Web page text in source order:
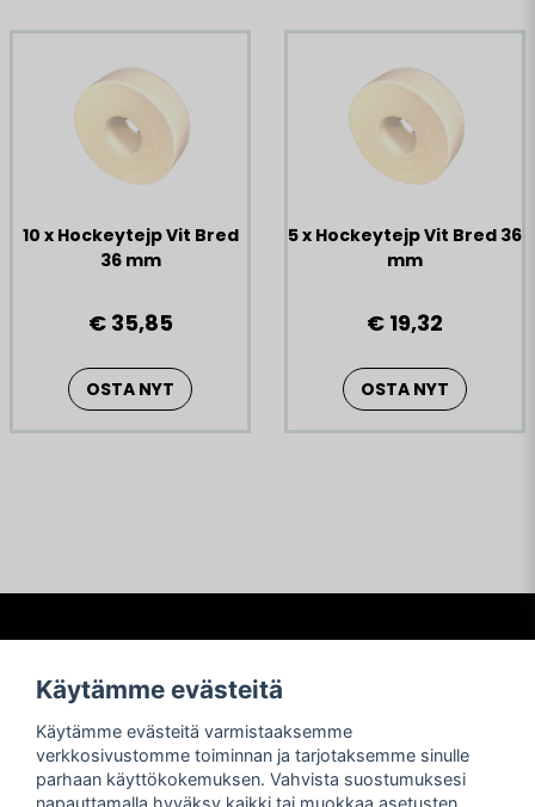
10 x Hockeytejp Vit Bred
36 mm
€ 35,85
OSTA NYT
5 x Hockeytejp Vit Bred 36
mm
€ 19,32
OSTA NYT
Frågor och svar
Köpvillkor
Betalning
Frakter
Retur och reklamationer
Käytämme evästeitä
Käytämme evästeitä varmistaaksemme
verkkosivustomme toiminnan ja tarjotaksemme sinulle
parhaan käyttökokemuksen. Vahvista suostumuksesi
napauttamalla hyväksy kaikki tai muokkaa asetusten